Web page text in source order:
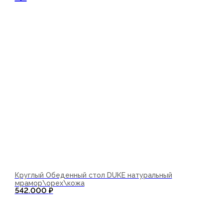
Круглый Обеденный стол DUKE натуральный
мрамор\орех\кожа
542.000 ₽